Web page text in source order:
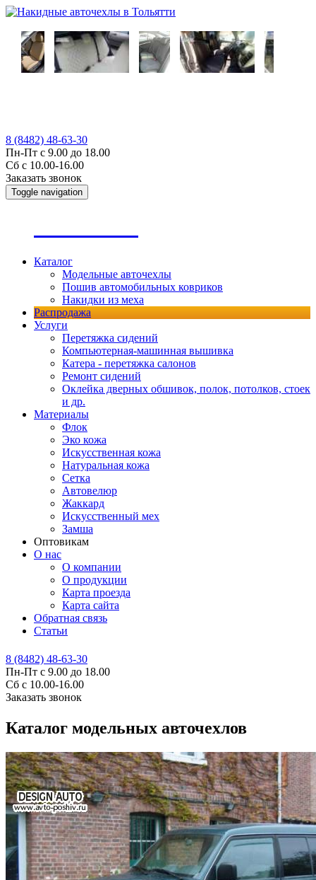
8 (8482) 48-63-30
Пн-Пт с 9.00 до 18.00
Сб с 10.00-16.00
Заказать звонок
Toggle navigation
Каталог
Модельные авточехлы
Пошив автомобильных ковриков
Накидки из меха
Распродажа
Услуги
Перетяжка сидений
Компьютерная-машинная вышивка
Катера - перетяжка салонов
Ремонт сидений
Оклейка дверных обшивок, полок, потолков, стоек
и др.
Материалы
Флок
Эко кожа
Искусственная кожа
Натуральная кожа
Сетка
Автовелюр
Жаккард
Искусственный мех
Замша
Оптовикам
О нас
О компании
О продукции
Карта проезда
Карта сайта
Обратная связь
Статьи
8 (8482) 48-63-30
Пн-Пт с 9.00 до 18.00
Сб с 10.00-16.00
Заказать звонок
Каталог модельных авточехлов